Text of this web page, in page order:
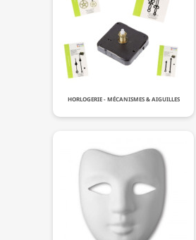
HORLOGERIE - MÉCANISMES & AIGUILLES